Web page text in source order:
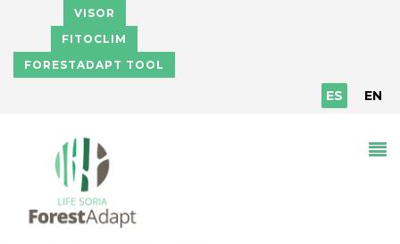
Pasar al contenido principal
VISOR
FITOCLIM
FORESTADAPT TOOL
ES EN